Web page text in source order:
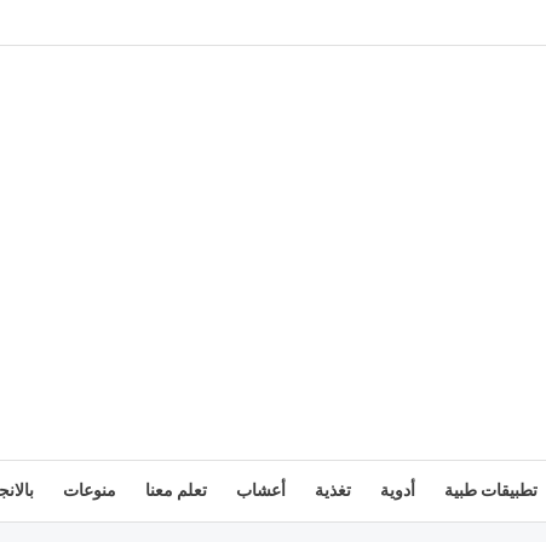
تطبيقات طبية أدوية تغذية أعشاب تعلم معنا منوعات